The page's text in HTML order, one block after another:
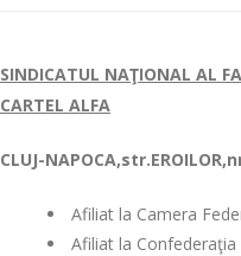
SINDICATUL NAŢIONAL AL
CARTEL ALFA
CLUJ-NAPOCA
Afiliat la Camera
Afiliat la Confederaţia